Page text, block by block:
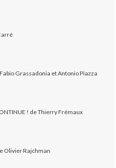
Fabio Grassadonia et Antonio Piazza
! de Thierry Frémaux
Olivier Rajchman